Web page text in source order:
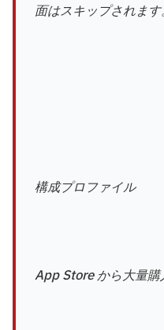
面はスキップされます
構成プロファイル
App Store から大量